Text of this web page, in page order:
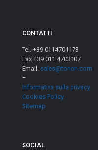
CONTATTI
Tel. +39 0114701173
Fax +39 011 4703107
Email: sales@tonon.com
–
Informativa sulla privacy
Cookies Policy
Sitemap
SOCIAL